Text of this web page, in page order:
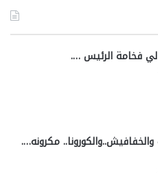
فخامة الرئيس ….
والخفافيش..والكورونا.. مكرونه….